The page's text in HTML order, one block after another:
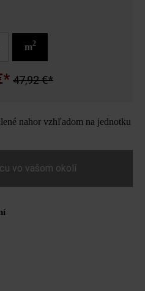
m2
47,92 €*
nahor vzhľadom na jednotku
vo vašom okolí